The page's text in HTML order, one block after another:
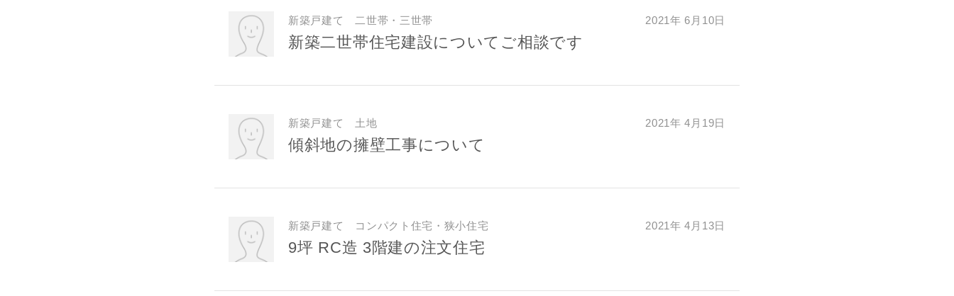
新築戸建て 二世帯・三世帯 2021年 6月10日
新築二世帯住宅建設についてご相談です
新築戸建て 土地 2021年 4月19日
傾斜地の擁壁工事について
新築戸建て コンパクト住宅・狭小住宅 2021年 4月13日
9坪 RC造 3階建の注文住宅